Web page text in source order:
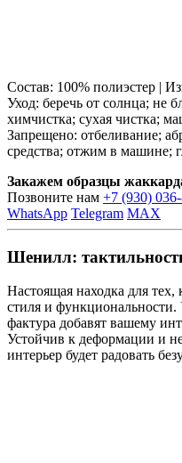
Состав: 100% полиэстер |
Уход: беречь от солнца; не
химчистка; сухая чистка;
Запрещено: отбеливание;
средства; отжим в машине;
Закажем образцы
Позвоните нам +7 (930) 036-
WhatsApp Telegram MAX
Шенилл:
Настоящая находка для тех,
стиля и функциональности.
фактура добавят вашему
Устойчив к деформации и
интерьер будет радовать